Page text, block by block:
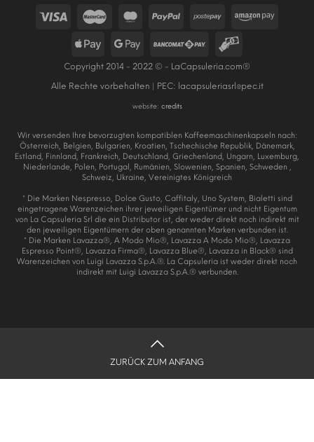
Copyright 2014 - 2022 © - LaCapsuleria.com®
Alle Rechte vorbehalten | PEC: lacapsuleriasrl@pec.it
website: credits
Wir versenden Ihre bevorzugten kompatiblen Kaffeemaschinenkapseln nach:
Österreich, Belgien, Bulgarien, Kroatien, Tschechische Republik, Dänemark,
Estland, Finnland, Frankreich, Deutschland, Griechenland, Ungarn, Luxemburg,
Niederlande, Polen, Portugal, Rumänien, Slowenien, Spanien, Schweden ,
Schweiz, Ukraine, Vereinigtes Königreich
* Die Marken Nespresso, Dolce Gusto, Caffitaly, Uno System, Bialetti sind
eingetragene Warenzeichen ihrer jeweiligen Eigentümer und nicht Eigentum
von La Capsuleria Srl die ein Distributor ist, der weder direkt noch indirekt mit
den jeweiligen Eigentümern der oben genannten Marken verbunden ist.
* Die Marken Lavazza®, A Modo Mio®, Lavazza A Modo Mio®, Lavazza
Espresso Point®, Lavazza Firma®, Lavazza Blue®, Lavazza in Black® sind
Warenzeichen von Luigi Lavazza S.p.A.®. La Capsuleria ist weder direkt noch
indirekt mit Luigi Lavazza S.p.A.® verbunden.
ZURÜCK ZUM ANFANG